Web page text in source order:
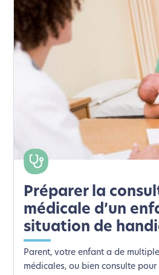
Préparer la
médicale d’un
situation de
Parent, votre enfant a de
médicales, ou bien consulte